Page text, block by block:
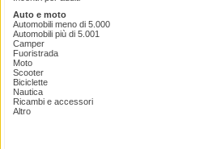
Auto e moto
Automobili meno di 5.000
Automobili più di 5.001
Camper
Fuoristrada
Moto
Scooter
Biciclette
Nautica
Ricambi e accessori
Altro